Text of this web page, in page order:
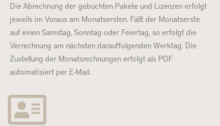
Die Abrechnung der gebuchten Pakete und Lizenzen erfolgt
jeweils im Voraus am Monatsersten. Fällt der Monatserste
auf einen Samstag, Sonntag oder Feiertag, so erfolgt die
Verrechnung am nächsten darauffolgenden Werktag. Die
Zustellung der Monatsrechnungen erfolgt als PDF
automatisiert per E-Mail.